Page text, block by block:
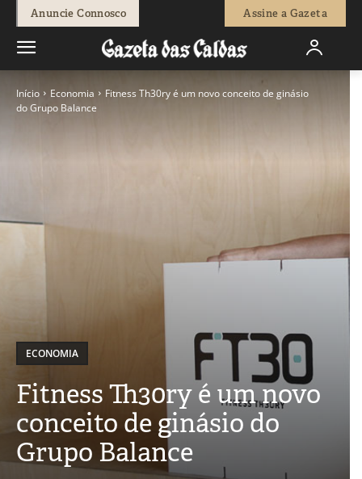
Anuncie Connosco Assine a Gazeta
Início Economia
Fitness Th30ry é um novo conceito de ginásio
do Grupo Balance
ECONOMIA
Fitness Th30ry é um novo
conceito de ginásio do
Grupo Balance